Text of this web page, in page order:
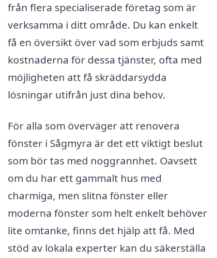
från flera specialiserade företag som är
verksamma i ditt område. Du kan enkelt
få en översikt över vad som erbjuds samt
kostnaderna för dessa tjänster, ofta med
möjligheten att få skräddarsydda
lösningar utifrån just dina behov.
För alla som överväger att renovera
fönster i Sågmyra är det ett viktigt beslut
som bör tas med noggrannhet. Oavsett
om du har ett gammalt hus med
charmiga, men slitna fönster eller
moderna fönster som helt enkelt behöver
lite omtanke, finns det hjälp att få. Med
stöd av lokala experter kan du säkerställa